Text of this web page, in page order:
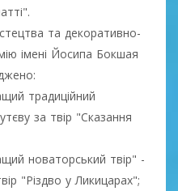
та декоративно-
імені Йосипа Бокшая
традиційний
за твір "Сказання
новаторський твір" -
"Різдво у Ликицарах";